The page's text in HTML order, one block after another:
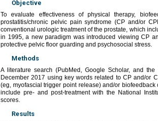
Objective
To evaluate effectiveness of physical therapy,
prostatitis/chronic pelvic pain syndrome (CP and/or
conventional urologic treatment of the prostate, which
in 1995, a new paradigm was introduced viewing CP
protective pelvic floor guarding and psychosocial stress.
Methods
A literature search (PubMed, Google Scholar, and
December 2017 using key words related to CP and/or
(eg, myofascial trigger point release) and/or
include pre- and post-treatment with the National
scores.
Results